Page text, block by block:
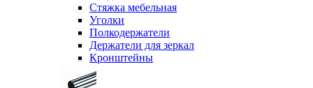
Стяжка мебельная
Уголки
Полкодержатели
Держатели для зеркал
Кронштейны